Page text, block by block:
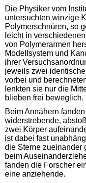
Die Physiker vom
untersuchten winzige
Polymerschnüren, so
leicht in
von Polymerarmen
Modellsystem und
ihrer
jeweils zwei
vorbei und
lenkten sie nur die
blieben frei beweglich.
Beim Annähern
widerstrebende,
zwei Körper
ist dabei fast
die Sterne zueinander
beim
fanden die Forscher
eine anziehende.